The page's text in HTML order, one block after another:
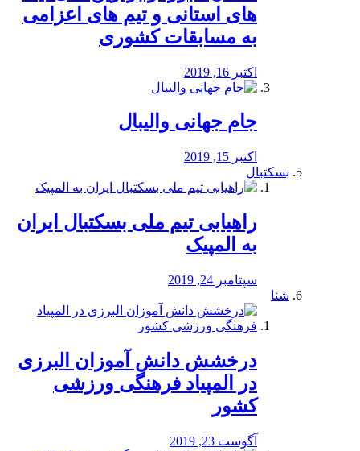
های استانی و تیم های اعزامی
به مسابقات کشوری
اکتبر 16, 2019
جام جهانی والیبال
اکتبر 15, 2019
بسکتبال
راهیابی تیم ملی بسکتبال ایران
به المپیک
سپتامبر 24, 2019
شنا
درخشش دانش آموزان البرزی
در المپیاد فرهنگی ورزشی
کشور
آگوست 23, 2019